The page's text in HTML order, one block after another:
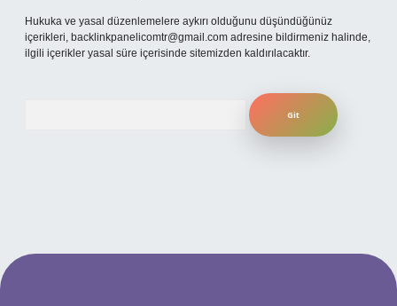
Hukuka ve yasal düzenlemelere aykırı olduğunu düşündüğünüz
içerikleri, backlinkpanelicomtr@gmail.com adresine bildirmeniz halinde,
ilgili içerikler yasal süre içerisinde sitemizden kaldırılacaktır.